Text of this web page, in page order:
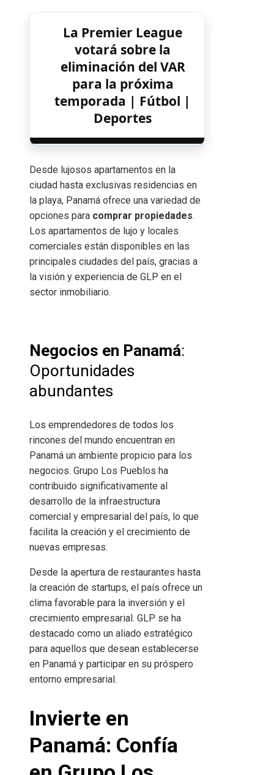
La Premier League
votará sobre la
eliminación del VAR
para la próxima
temporada | Fútbol |
Deportes
Desde lujosos apartamentos en la
ciudad hasta exclusivas residencias en
la playa, Panamá ofrece una variedad de
opciones para comprar propiedades.
Los apartamentos de lujo y locales
comerciales están disponibles en las
principales ciudades del país, gracias a
la visión y experiencia de GLP en el
sector inmobiliario.
Negocios en Panamá:
Oportunidades
abundantes
Los emprendedores de todos los
rincones del mundo encuentran en
Panamá un ambiente propicio para los
negocios. Grupo Los Pueblos ha
contribuido significativamente al
desarrollo de la infraestructura
comercial y empresarial del país, lo que
facilita la creación y el crecimiento de
nuevas empresas.
Desde la apertura de restaurantes hasta
la creación de startups, el país ofrece un
clima favorable para la inversión y el
crecimiento empresarial. GLP se ha
destacado como un aliado estratégico
para aquellos que desean establecerse
en Panamá y participar en su próspero
entorno empresarial.
Invierte en
Panamá: Confía